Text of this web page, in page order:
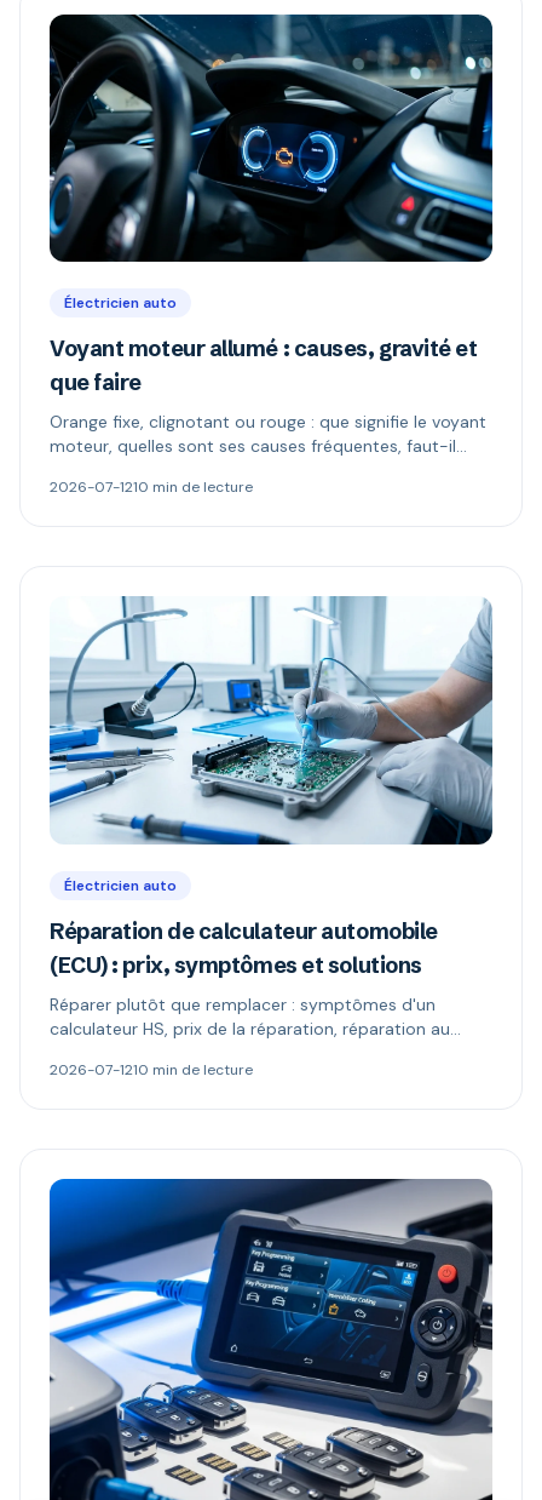
Électricien auto
Voyant moteur allumé : causes, gravité et
que faire
Orange fixe, clignotant ou rouge : que signifie le voyant
moteur, quelles sont ses causes fréquentes, faut-il
2026-07-1210 min de lecture
Électricien auto
Réparation de calculateur automobile
(ECU) : prix, symptômes et solutions
Réparer plutôt que remplacer : symptômes d'un
calculateur HS, prix de la réparation, réparation au
codage antidémarrage.
2026-07-1210 min de lecture